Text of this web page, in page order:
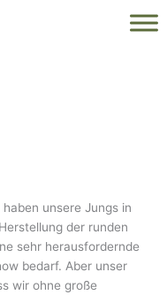
unsere Jungs in
der runden
sehr herausfordernde
bedarf. Aber unser
wir ohne große